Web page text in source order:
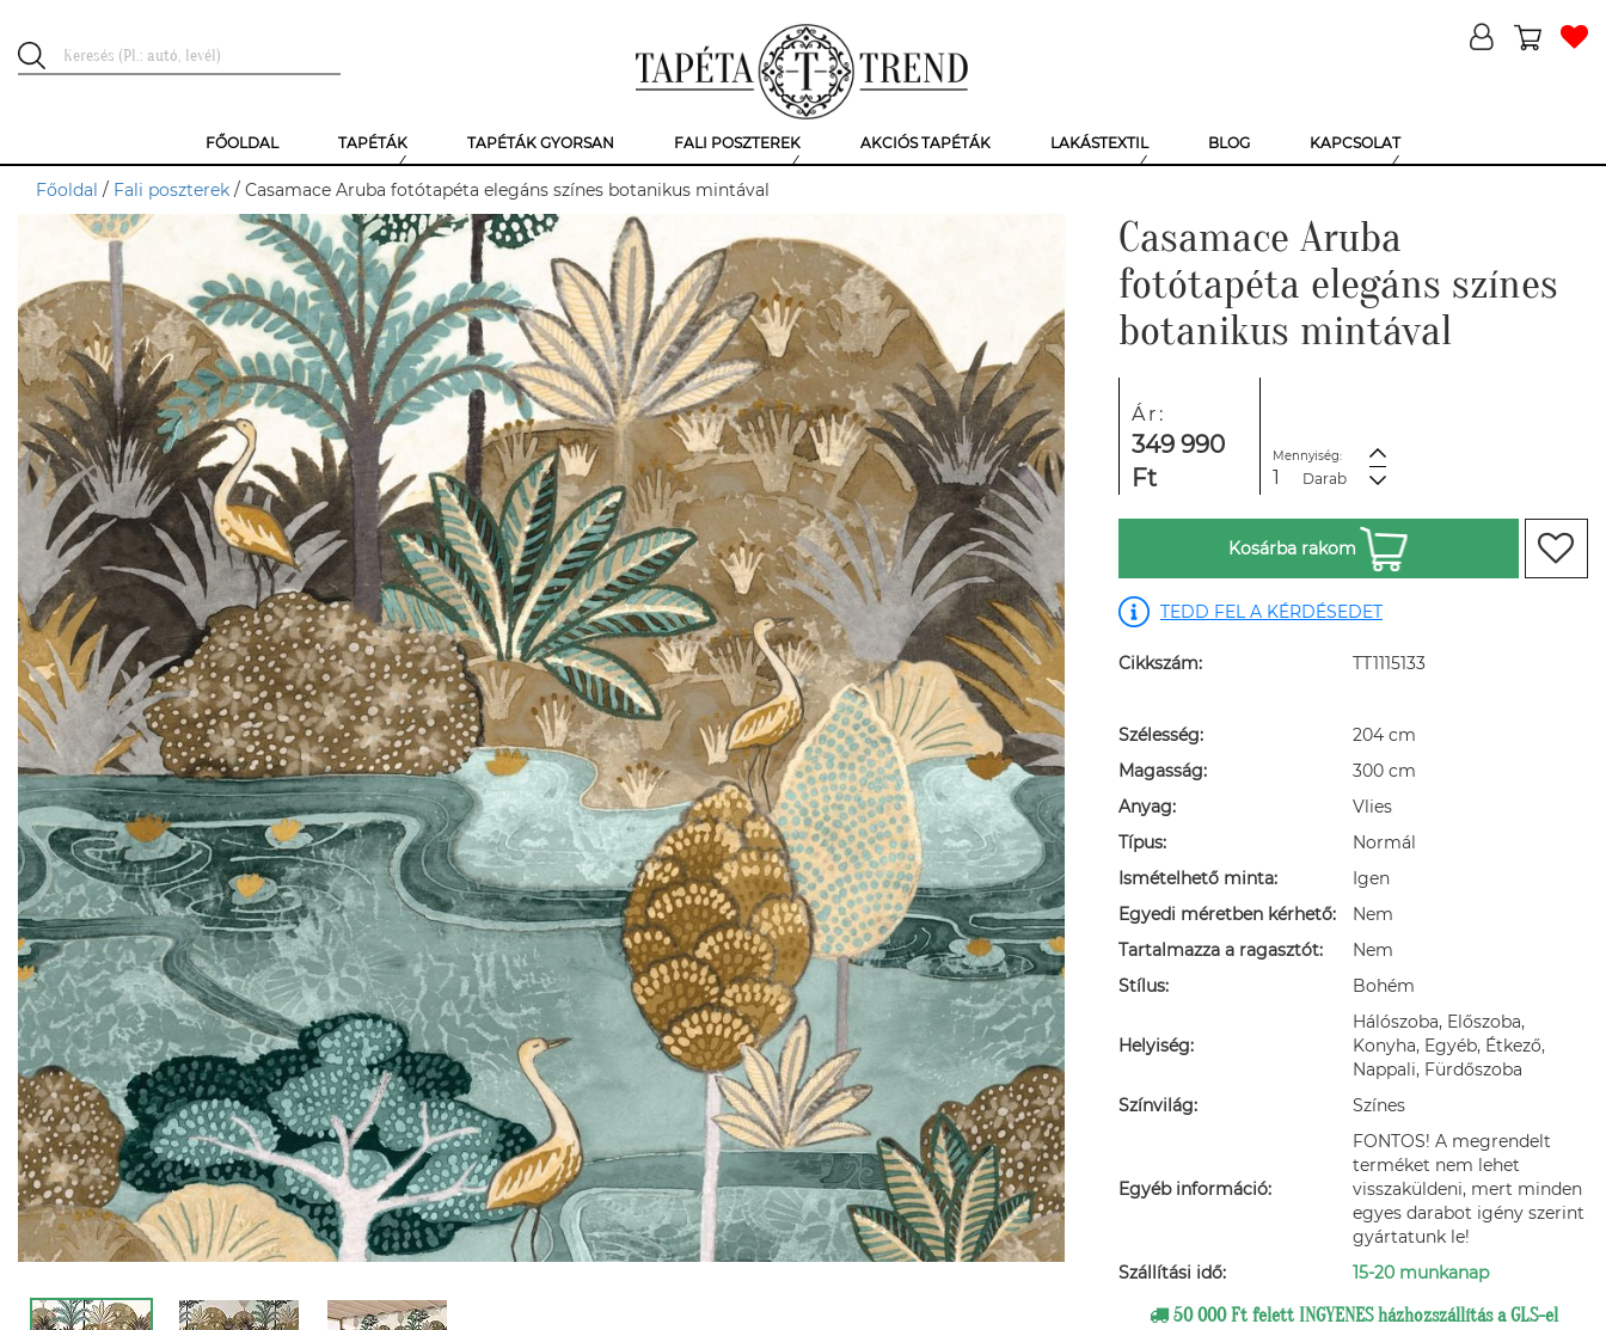
FŐOLDAL TAPÉTÁK TAPÉTÁK GYORSAN FALI POSZTEREK AKCIÓS TAPÉTÁK LAKÁSTEXTIL BLOG KAPCSOLAT
Főoldal / Fali poszterek / Casamace Aruba fotótapéta elegáns színes botanikus mintával
Casamace Aruba
fotótapéta elegáns színes
botanikus mintával
Ár:
349 990
Ft
Mennyiség:
Darab
Kosárba rakom
TEDD FEL A KÉRDÉSEDET
Cikkszám: TT1115133
Szélesség:
204 cm
Magasság:
300 cm
Anyag:
Vlies
Típus:
Normál
Ismételhető minta:
Igen
Egyedi méretben kérhető:
Nem
Tartalmazza a ragasztót:
Nem
Stílus:
Bohém
Helyiség:
Hálószoba, Előszoba,
Konyha, Egyéb, Étkező,
Nappali, Fürdőszoba
Színvilág:
Színes
Egyéb információ:
FONTOS! A megrendelt
terméket nem lehet
visszaküldeni, mert minden
egyes darabot igény szerint
gyártatunk le!
Szállítási idő:
15-20 munkanap
50 000 Ft felett INGYENES házhozszállítás a GLS-el